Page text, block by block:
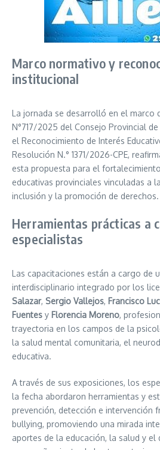
Marco normativo y
institucional
La jornada se desarrolló en el marco
N°717/2025 del Consejo Provincial
el Reconocimiento de Interés
Resolución N.° 1371/2026-CPE,
esta propuesta para el
educativas provinciales vinculadas a
inclusión y la promoción de derechos.
Herramientas prácticas a
especialistas
Las capacitaciones están a cargo de
interdisciplinario integrado por los
Salazar, Sergio Vallejos, Francisco
Fuentes y Florencia Moreno,
trayectoria en los campos de la
la salud mental comunitaria, el
educativa.
A través de sus exposiciones, los
la fecha abordaron herramientas y
prevención, detección e intervención
bullying, promoviendo una mirada
aportes de la educación, la salud y